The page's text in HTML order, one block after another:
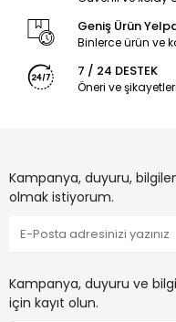
Geniş Ürün
Binlerce ürün ve
7 / 24 DESTEK
Öneri ve
Kampanya, duyuru,
olmak istiyorum.
Kampanya, duyuru ve
için kayıt olun.